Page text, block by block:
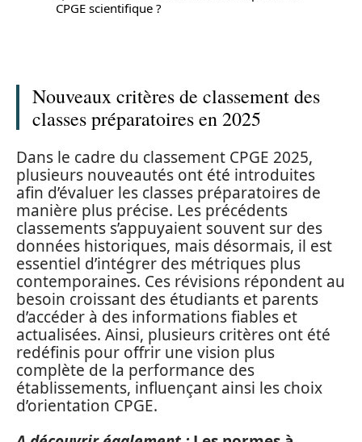
CPGE scientifique ?
Nouveaux critères de classement des
classes préparatoires en 2025
Dans le cadre du classement CPGE 2025,
plusieurs nouveautés ont été introduites
afin d’évaluer les classes préparatoires de
manière plus précise. Les précédents
classements s’appuyaient souvent sur des
données historiques, mais désormais, il est
essentiel d’intégrer des métriques plus
contemporaines. Ces révisions répondent au
besoin croissant des étudiants et parents
d’accéder à des informations fiables et
actualisées. Ainsi, plusieurs critères ont été
redéfinis pour offrir une vision plus
complète de la performance des
établissements, influençant ainsi les choix
d’orientation CPGE.